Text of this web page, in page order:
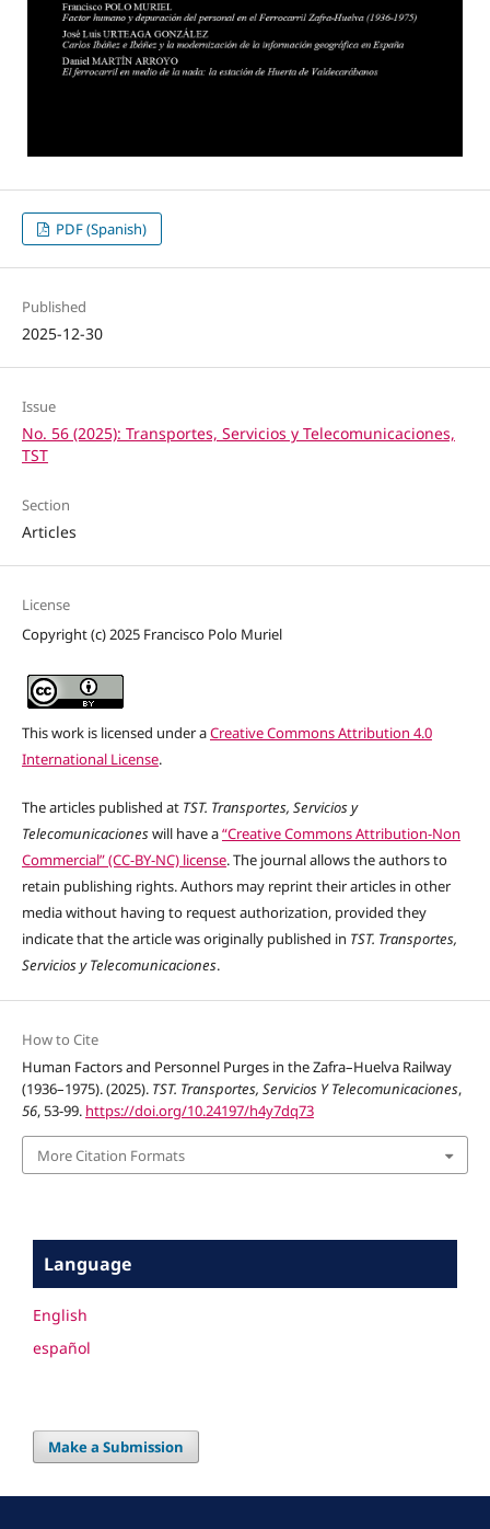
PDF (Spanish)
Published
2025-12-30
Issue
No. 56 (2025): Transportes, Servicios y Telecomunicaciones,
TST
Section
Articles
License
Copyright (c) 2025 Francisco Polo Muriel
This work is licensed under aCreative Commons Attribution 4.0
International License.
The articles published at TST. Transportes, Servicios y
Telecomunicacioneswill have a“Creative Commons Attribution-Non
Commercial” (CC-BY-NC) license. The journal allows the authors to
retain publishing rights. Authors may reprint their articles in other
media without having to request authorization, provided they
indicate that the article was originally published in TST. Transportes,
Servicios y Telecomunicaciones.
How to Cite
Human Factors and Personnel Purges in the Zafra–Huelva Railway
(1936–1975). (2025). TST. Transportes, Servicios Y Telecomunicaciones,
56, 53-99. https://doi.org/10.24197/h4y7dq73
More Citation Formats
Language
English
español
Make a Submission